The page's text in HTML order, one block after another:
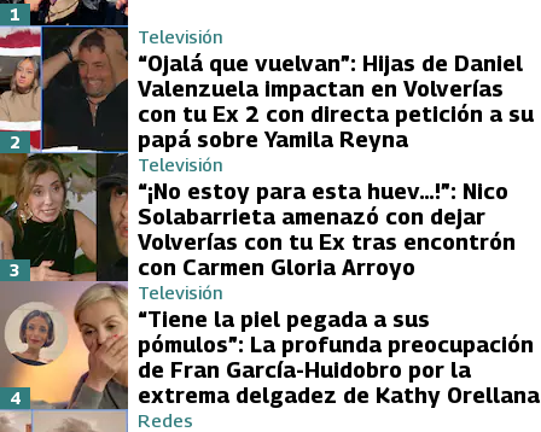
1
Televisión
“Ojalá que vuelvan”: Hijas de Daniel
Valenzuela impactan en Volverías
con tu Ex 2 con directa petición a su
papá sobre Yamila Reyna
2
Televisión
“¡No estoy para esta huev…!”: Nico
Solabarrieta amenazó con dejar
Volverías con tu Ex tras encontrón
con Carmen Gloria Arroyo
3
Televisión
“Tiene la piel pegada a sus
pómulos”: La profunda preocupación
de Fran García-Huidobro por la
extrema delgadez de Kathy Orellana
4
Redes